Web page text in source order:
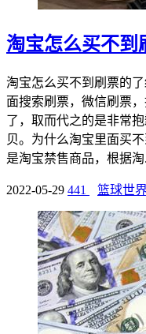
淘宝怎么买不到
淘宝怎么买不到刷票的
面搜索刷票，微信刷票
了，取而代之的是非常
贝。为什么淘宝里面买
是淘宝禁售商品，根据淘
2022-05-29 441 篮球世